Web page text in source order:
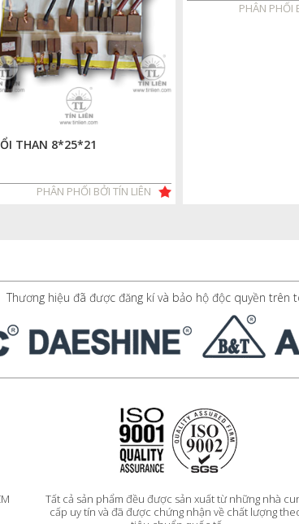
THAN 8*25*21
PHÂN PHỐI BỞI TÍN LIÊN
PHÂN PHỐI
Thương hiệu đã được đăng kí và bảo hộ độc quyền trên
Tất cả sản phẩm đều được sản xuất từ những nhà
cấp uy tín và đã được chứng nhận về chất lượng